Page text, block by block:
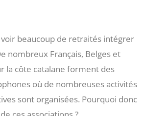
voir beaucoup de retraités intégrer
nombreux Français, Belges et
la côte catalane forment des
où de nombreuses activités
sont organisées. Pourquoi donc